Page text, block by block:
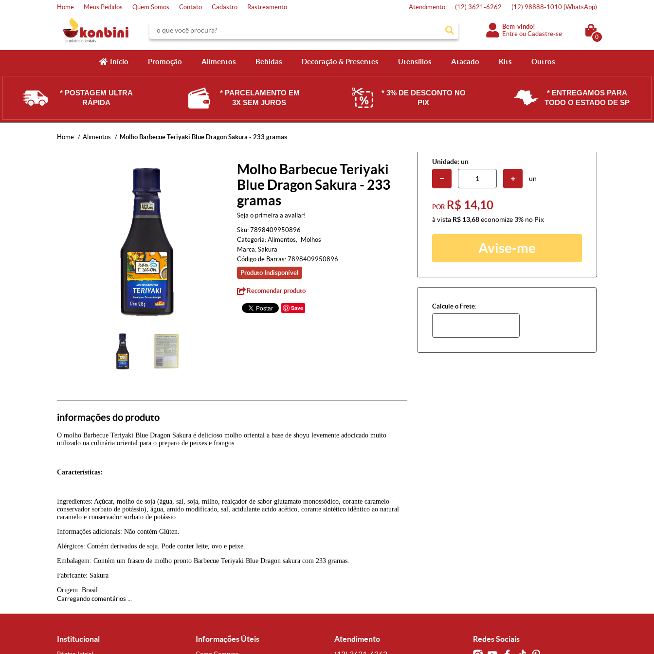
Home Meus Pedidos Quem Somos Contato Cadastro Rastreamento Atendimento (12) 3621-6262 (12) 98888-1010 (WhatsApp)
Bem-vindo!
Entre ouCadastre-se 0
Início Promoção Alimentos Bebidas Decoração & Presentes Utensílios Atacado Kits Outros
* POSTAGEM ULTRA
RÁPIDA
* PARCELAMENTO EM
3X SEM JUROS
* 3% DE DESCONTO NO
PIX
* ENTREGAMOS PARA
TODO O ESTADO DE SP
Home Alimentos Molho Barbecue Teriyaki Blue Dragon Sakura - 233 gramas
Molho Barbecue Teriyaki
Blue Dragon Sakura - 233
gramas
Seja o primeira a avaliar!
Sku: 7898409950896
Categoria: Alimentos
Molhos
Marca: Sakura
Código de Barras: 7898409950896
Produto Indisponível
Recomendar produto
Save
Unidade: un
un
POR R$ 14,10
à vista R$ 13,68economize 3% no Pix
Avise-me
Calcule o Frete:
informações do produto
O molho Barbecue Teriyaki Blue Dragon Sakura é delicioso molho oriental a base de shoyu levemente adocicado muito
utilizado na culinária oriental para o preparo de peixes e frangos.
Características:
Ingredientes: Açúcar, molho de soja (água, sal, soja, milho, realçador de sabor glutamato monossódico, corante caramelo -
conservador sorbato de potássio), água, amido modificado, sal, acidulante acido acético, corante sintético idêntico ao natural
caramelo e conservador sorbato de potássio.
Informações adicionais: Não contém Glúten.
Alérgicos: Contém derivados de soja. Pode conter leite, ovo e peixe.
Embalagem: Contém um frasco de molho pronto Barbecue Teriyaki Blue Dragon sakura com 233 gramas.
Fabricante: Sakura
Origem: Brasil
Carregando comentários ...
Institucional Informações Úteis
Atendimento
Redes Sociais